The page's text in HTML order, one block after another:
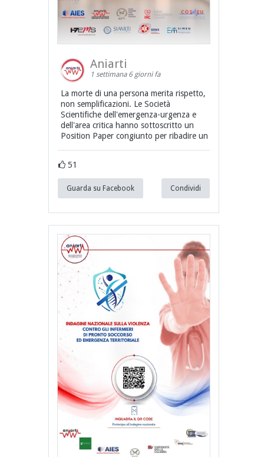
Aniarti
1 settimana 6 giorni fa
La morte di una persona merita rispetto,
non semplificazioni. Le Società
Scientifiche dell'emergenza-urgenza e
dell'area critica hanno sottoscritto un
Position Paper congiunto per ribadire un
51
Guarda su Facebook Condividi